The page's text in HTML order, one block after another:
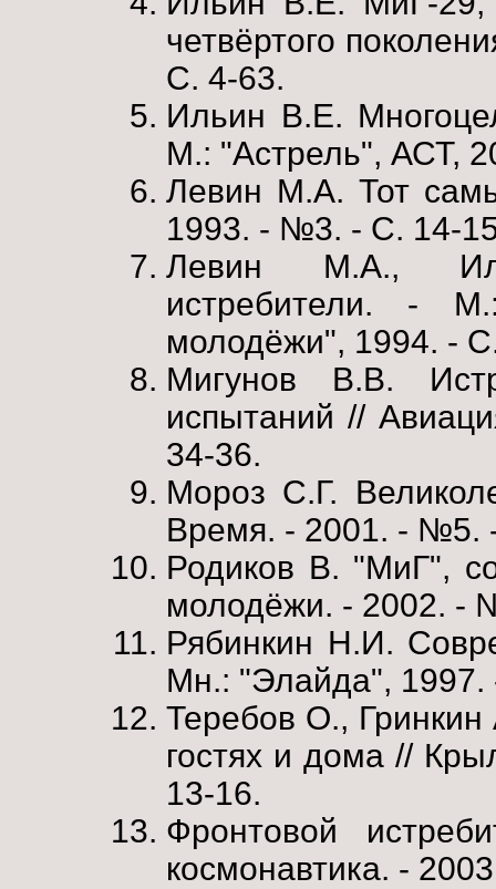
четвёртого
С. 4-63.
Ильин В.Е.
М.: "Астрель", АСТ,
Левин М.А. Тот
1993. - №3. - С. 14-
Левин М.А.,
истребители. -
молодёжи", 1994. -
Мигунов В.В.
испытаний //
34-36.
Мороз С.Г.
Время. - 2001. - №5.
Родиков В. "МиГ",
молодёжи. - 2002. -
Рябинкин Н.И.
Мн.: "Элайда", 1997.
Теребов О.,
гостях и дома //
13-16.
Фронтовой
космонавтика. -